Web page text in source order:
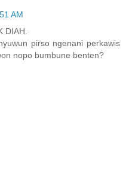
AM
DIAH.
pirso ngenani perkawis
nopo bumbune benten?